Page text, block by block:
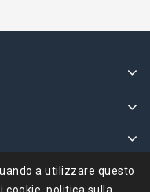
a utilizzare questo